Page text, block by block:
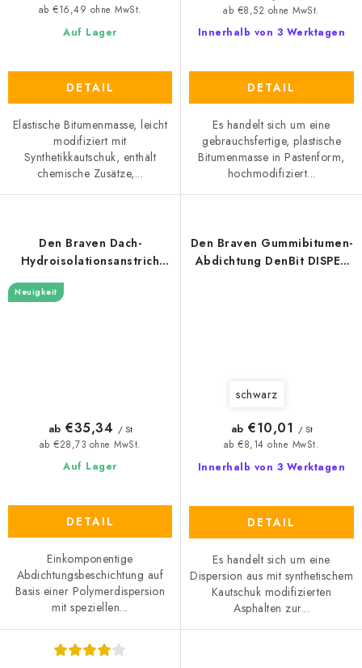
Auf Lager
ab €16,49 ohne MwSt.
DETAIL
Elastische Bitumenmasse, leicht
modifiziert mit
Synthetikkautschuk, enthält
chemische Zusätze,...
Innerhalb von 3 Werktagen
ab €8,52 ohne MwSt.
DETAIL
Es handelt sich um eine
gebrauchsfertige, plastische
Bitumenmasse in Pastenform,
hochmodifiziert...
Den Braven Dach-
Hydroisolationsanstrich
DenBit S-T4
Neuigkeit
Auf Lager
ab €28,73 ohne MwSt.
ab €35,34 / St
DETAIL
Einkomponentige
Abdichtungsbeschichtung auf
Basis einer Polymerdispersion
mit speziellen...
Den Braven Gummibitumen-
Abdichtung DenBit DISPER
schwarz
Innerhalb von 3 Werktagen
ab €8,14 ohne MwSt.
ab €10,01 / St
DETAIL
Es handelt sich um eine
Dispersion aus mit synthetischem
Kautschuk modifizierten
Asphalten zur...